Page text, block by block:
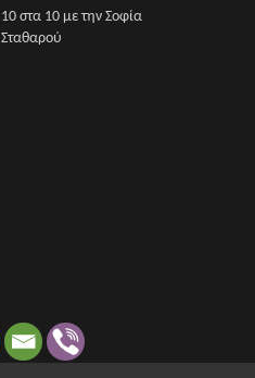
10 στα 10 με την Σοφία
Σταθαρού